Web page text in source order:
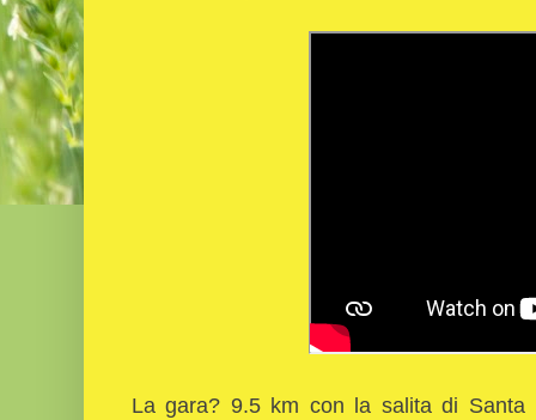
La gara? 9.5 km con la salita di